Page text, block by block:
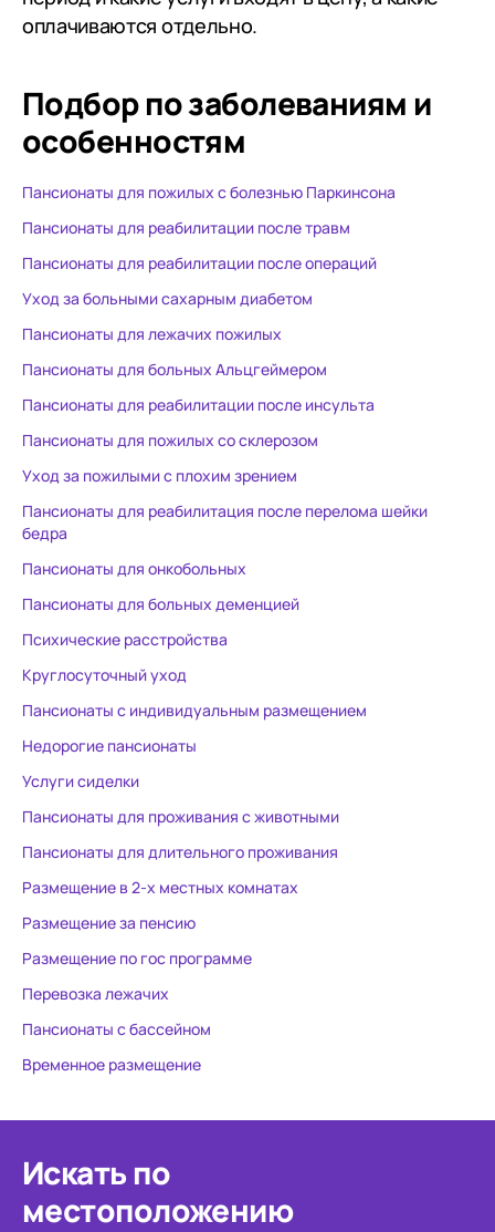
оплачиваются отдельно.
Подбор по заболеваниям и
особенностям
Пансионаты для пожилых с болезнью Паркинсона
Пансионаты для реабилитации после травм
Пансионаты для реабилитации после операций
Уход за больными сахарным диабетом
Пансионаты для лежачих пожилых
Пансионаты для больных Альцгеймером
Пансионаты для реабилитации после инсульта
Пансионаты для пожилых со склерозом
Уход за пожилыми с плохим зрением
Пансионаты для реабилитация после перелома шейки
бедра
Пансионаты для онкобольных
Пансионаты для больных деменцией
Психические расстройства
Круглосуточный уход
Пансионаты с индивидуальным размещением
Недорогие пансионаты
Услуги сиделки
Пансионаты для проживания с животными
Пансионаты для длительного проживания
Размещение в 2-х местных комнатах
Размещение за пенсию
Размещение по гос программе
Перевозка лежачих
Пансионаты с бассейном
Временное размещение
Искать по
местоположению